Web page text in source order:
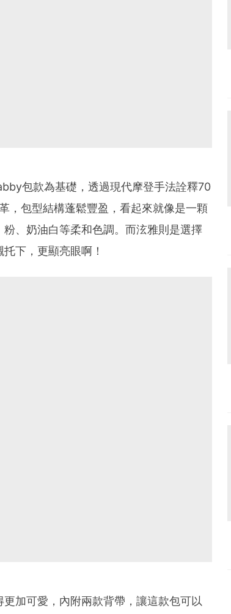
包款為基礎，透過現代摩登手法詮釋70
，包型結構蓬鬆豐盈，看起來就像是一顆
、奶油白等柔和色調。而泫雅則是選擇
下，更顯亮眼啊！
加可愛，內附兩款背帶，讓這款包可以